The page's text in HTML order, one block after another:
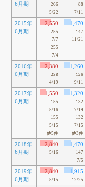
6月期
266
5/22
88
7/11
2015年
6月期
2,550
255
7/7
255
7/4
1,470
147
11/21
2016年
6月期
2,380
238
4/19
1,260
126
9/11
2017年
6月期
1,550
155
5/16
155
5/15
他5件
1,320
132
7/19
132
7/15
他3件
2018年
6月期
2,840
5/16
1,470
147
7/5
2019年
6月期
2,840
5/15
1,915
12/25